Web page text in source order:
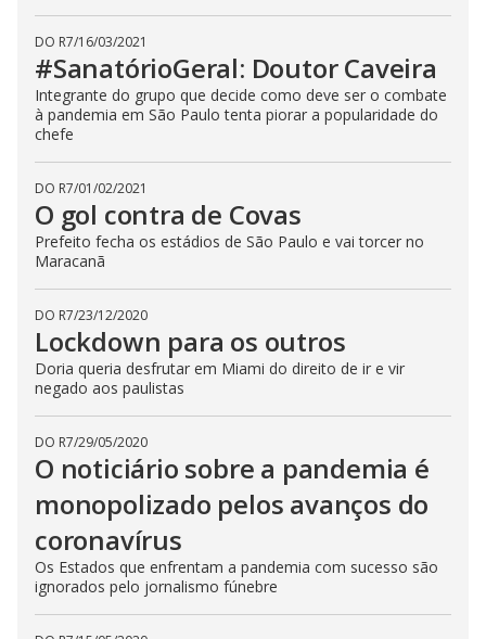
DO R7/16/03/2021
#SanatórioGeral: Doutor Caveira
Integrante do grupo que decide como deve ser o combate
à pandemia em São Paulo tenta piorar a popularidade do
chefe
DO R7/01/02/2021
O gol contra de Covas
Prefeito fecha os estádios de São Paulo e vai torcer no
Maracanã
DO R7/23/12/2020
Lockdown para os outros
Doria queria desfrutar em Miami do direito de ir e vir
negado aos paulistas
DO R7/29/05/2020
O noticiário sobre a pandemia é
monopolizado pelos avanços do
coronavírus
Os Estados que enfrentam a pandemia com sucesso são
ignorados pelo jornalismo fúnebre